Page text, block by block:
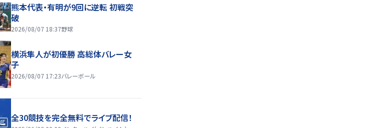
熊本代表・有明が9回に逆転 初戦突
破
2026/08/07 18:37野球
横浜隼人が初優勝 高総体バレー女
子
2026/08/07 17:23バレーボール
全30競技を完全無料でライブ配信！